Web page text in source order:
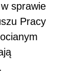
sprawie
Pracy